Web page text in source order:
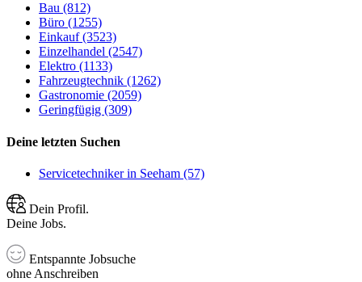
Bau (812)
Büro (1255)
Einkauf (3523)
Einzelhandel (2547)
Elektro (1133)
Fahrzeugtechnik (1262)
Gastronomie (2059)
Geringfügig (309)
Deine letzten Suchen
Servicetechniker in Seeham (57)
Dein Profil.
Deine Jobs.
Entspannte Jobsuche
ohne Anschreiben